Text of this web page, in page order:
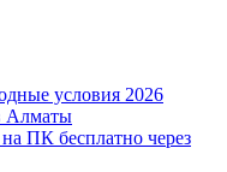
условия 2026
Алматы
ПК бесплатно через